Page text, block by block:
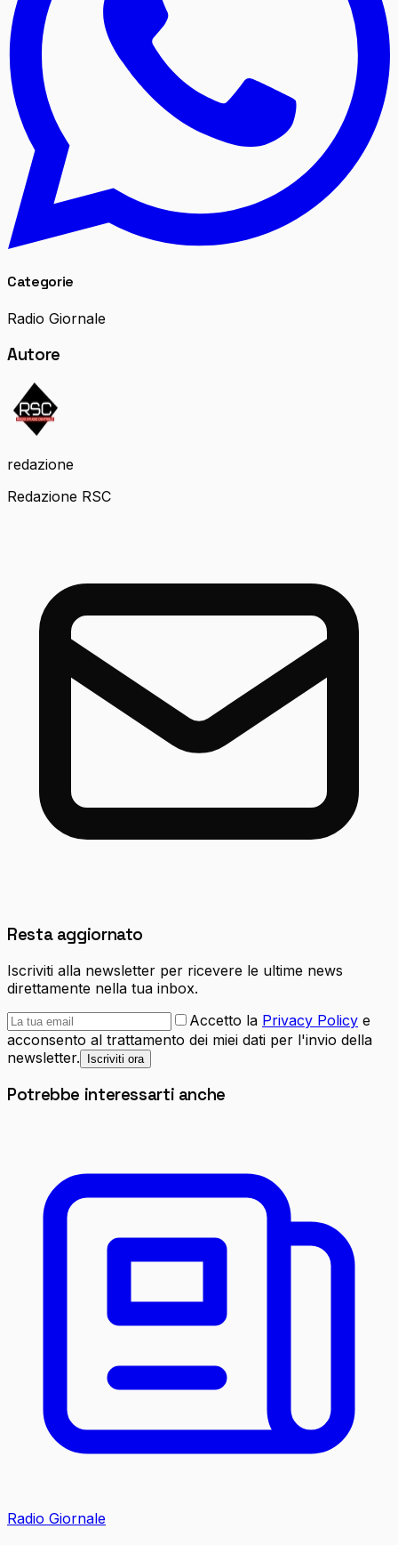
Categorie
Radio Giornale
Autore
redazione
Redazione RSC
Resta aggiornato
Iscriviti alla newsletter per ricevere le ultime news
direttamente nella tua inbox.
Accetto la Privacy Policy e
acconsento al trattamento dei miei dati per l'invio della
newsletter.
Iscriviti ora
Potrebbe interessarti anche
Radio Giornale